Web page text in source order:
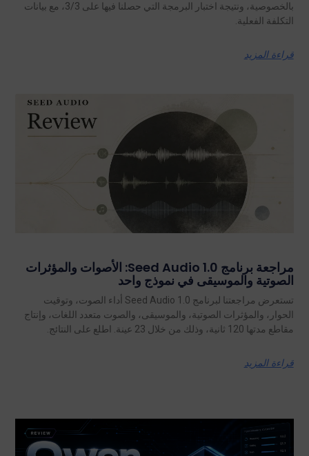
بالخصوصية، ونتيجة اختبار البرمجة التي حصلنا فيها على 3/3، مع بيانات
التكلفة الفعلية.
قراءة المزيد
مراجعة برنامج Seed Audio 1.0: الأصوات والمؤثرات
الصوتية والموسيقى في نموذج واحد
تستعرض مراجعتنا لبرنامج Seed Audio 1.0 أداء الصوت، وتوقيت
الحوار، والمؤثرات الصوتية، والموسيقى، والصوت متعدد اللغات، وإنتاج
مقاطع مدتها 120 ثانية، وذلك من خلال 23 عينة. اطلع على النتائج.
قراءة المزيد